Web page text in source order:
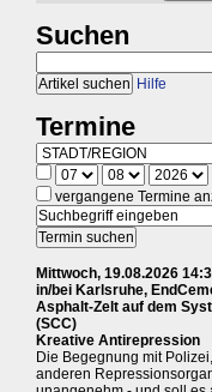
Suchen
Hilfe
Termine
vergangene Termine
Mittwoch, 19.08.2026
in/bei Karlsruhe,
Asphalt-Zelt auf dem
(SCC)
Kreative Antirepression
Die Begegnung mit
anderen